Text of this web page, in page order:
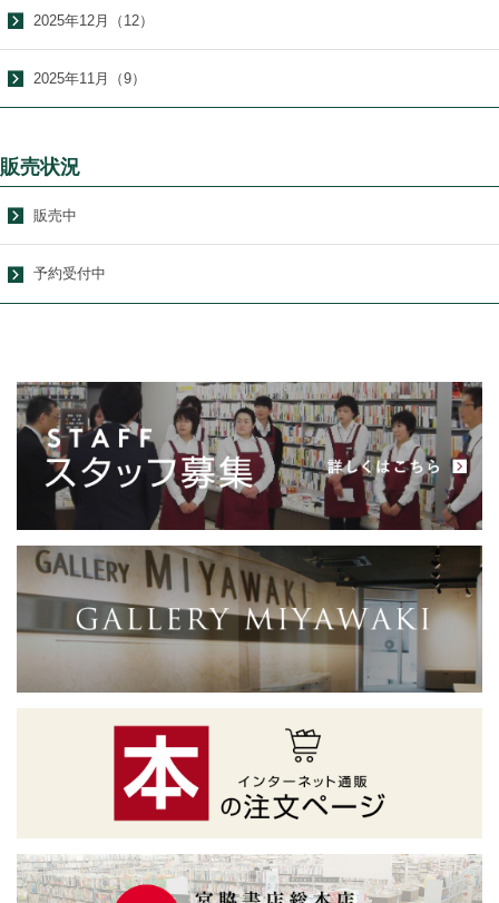
2025年12月（12）
2025年11月（9）
販売状況
販売中
予約受付中